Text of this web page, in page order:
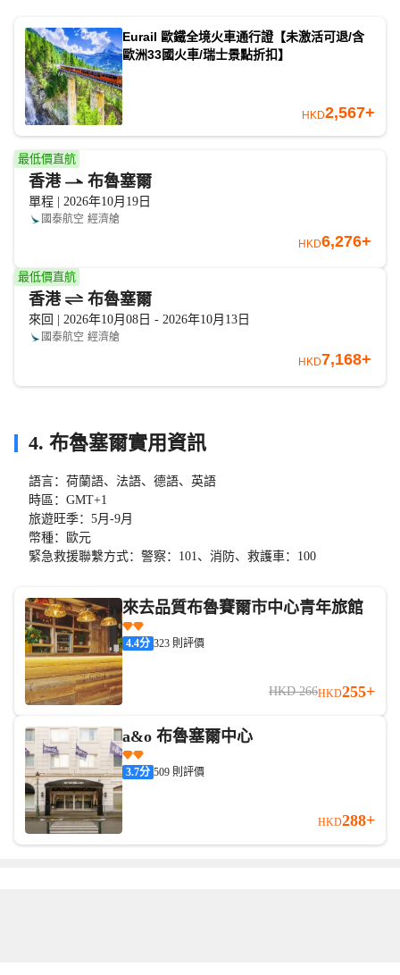
Eurail 歐鐵全境火車通行證【未激活可退/含
歐洲33國火車/瑞士景點折扣】
HKD2,567+
最低價直航
香港 布魯塞爾
單程 | 2026年10月19日
國泰航空 經濟艙
HKD6,276+
最低價直航
香港 布魯塞爾
來回 | 2026年10月08日 - 2026年10月13日
國泰航空 經濟艙
HKD7,168+
4. 布魯塞爾實用資訊
語言：荷蘭語、法語、德語、英語
時區：GMT+1
旅遊旺季：5月-9月
幣種：歐元
緊急救援聯繫方式：警察：101、消防、救護車：100
來去品質布魯賽爾市中心青年旅館
4.4分 323 則評價
HKD 266HKD255+
a&o 布魯塞爾中心
3.7分 509 則評價
HKD288+